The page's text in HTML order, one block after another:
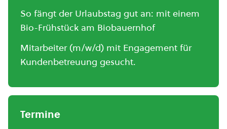
So fängt der Urlaubstag gut an: mit einem
Bio-Frühstück am Biobauernhof
Mitarbeiter (m/w/d) mit Engagement für
Kundenbetreuung gesucht.
Termine